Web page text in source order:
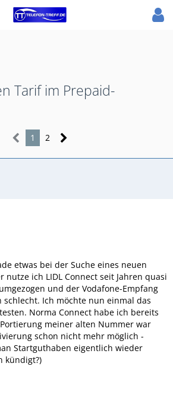
Tarif im Prepaid-
1 2
etwas bei der Suche eines neuen
nutze ich LIDL Connect seit Jahren quasi
und der Vodafone-Empfang
Ich möchte nun einmal das
Norma Connect habe ich bereits
meiner alten Nummer war
schon nicht mehr möglich -
Startguthaben eigentlich wieder
kündigt?)